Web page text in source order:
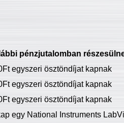
pénzjutalomban
egyszeri ösztöndíjat kapnak
egyszeri ösztöndíjat kapnak
egyszeri ösztöndíjat kapnak
egy National Instruments